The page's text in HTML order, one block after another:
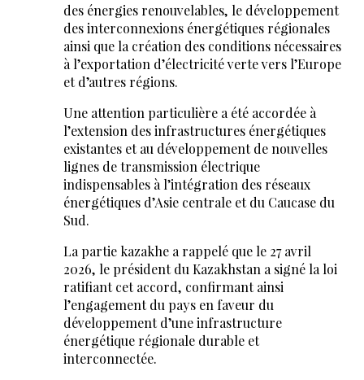
des énergies renouvelables, le développement
des interconnexions énergétiques régionales
ainsi que la création des conditions nécessaires
à l’exportation d’électricité verte vers l’Europe
et d’autres régions.
Une attention particulière a été accordée à
l’extension des infrastructures énergétiques
existantes et au développement de nouvelles
lignes de transmission électrique
indispensables à l’intégration des réseaux
énergétiques d’Asie centrale et du Caucase du
Sud.
La partie kazakhe a rappelé que le 27 avril
2026, le président du Kazakhstan a signé la loi
ratifiant cet accord, confirmant ainsi
l’engagement du pays en faveur du
développement d’une infrastructure
énergétique régionale durable et
interconnectée.